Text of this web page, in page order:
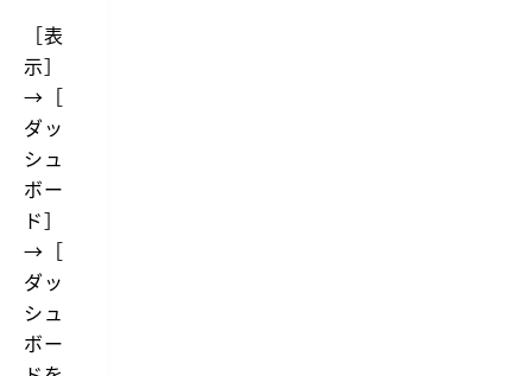
［表
示］
→［
ダッ
シュ
ボー
ド］
→［
ダッ
シュ
ボー